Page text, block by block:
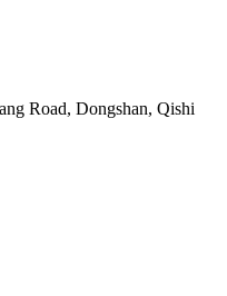
Road, Dongshan, Qishi